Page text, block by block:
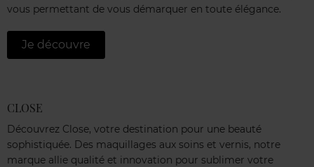
vous permettant de vous démarquer en toute élégance.
Je découvre
CLOSE
Découvrez Close, votre destination pour une beauté
sophistiquée. Des maquillages aux soins et vernis, notre
marque allie qualité et innovation pour sublimer votre